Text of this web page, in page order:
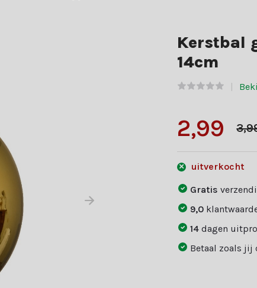
Kerstbal
14cm
2,99
uitverkocht
Gratis
9,0
14dagen
Betaal zoals